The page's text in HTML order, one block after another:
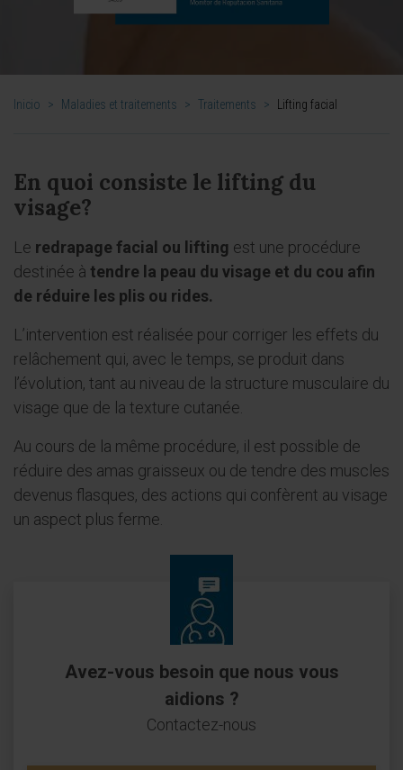
Inicio > Maladies et traitements > Traitements > Lifting facial
En quoi consiste le lifting du
visage?
Le redrapage facial ou lifting est une procédure
destinée à tendre la peau du visage et du cou afin
de réduire les plis ou rides.
L’intervention est réalisée pour corriger les effets du
relâchement qui, avec le temps, se produit dans
l’évolution, tant au niveau de la structure musculaire du
visage que de la texture cutanée.
Au cours de la même procédure, il est possible de
réduire des amas graisseux ou de tendre des muscles
devenus flasques, des actions qui confèrent au visage
un aspect plus ferme.
Avez-vous besoin que nous vous
aidions ?
Contactez-nous